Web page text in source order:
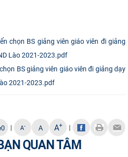
BS giảng viên giáo viên đi giảng dạy
2021-2023.pdf
0 | A- A A+ |
QUAN TÂM